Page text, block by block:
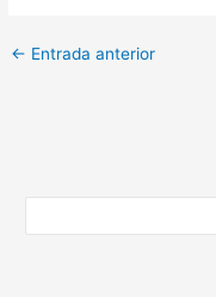
← Entrada anterior